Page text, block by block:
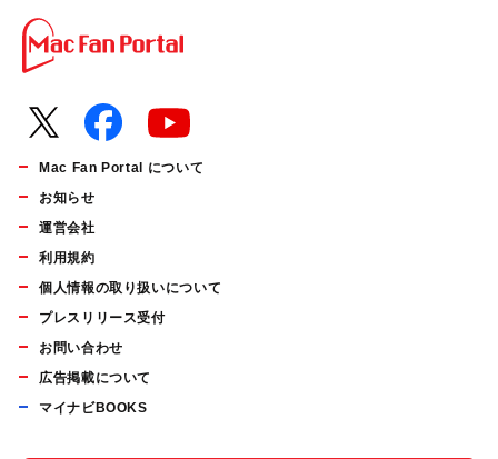
Mac Fan Portal について
お知らせ
運営会社
利用規約
個人情報の取り扱いについて
プレスリリース受付
お問い合わせ
広告掲載について
マイナビBOOKS